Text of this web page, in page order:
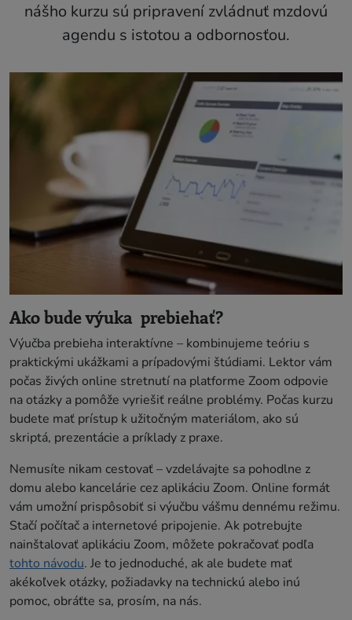
nášho kurzu sú pripravení zvládnuť mzdovú
agendu s istotou a odbornosťou.
Ako bude výuka prebiehať?
Výučba prebieha interaktívne – kombinujeme teóriu s
praktickými ukážkami a prípadovými štúdiami. Lektor vám
počas živých online stretnutí na platforme Zoom odpovie
na otázky a pomôže vyriešiť reálne problémy. Počas kurzu
budete mať prístup k užitočným materiálom, ako sú
skriptá, prezentácie a príklady z praxe.
Nemusíte nikam cestovať – vzdelávajte sa pohodlne z
domu alebo kancelárie cez aplikáciu Zoom. Online formát
vám umožní prispôsobiť si výučbu vášmu dennému režimu.
Stačí počítač a internetové pripojenie. Ak potrebujte
nainštalovať aplikáciu Zoom, môžete pokračovať podľa
tohto návodu. Je to jednoduché, ak ale budete mať
akékoľvek otázky, požiadavky na technickú alebo inú
pomoc, obráťte sa, prosím, na nás.